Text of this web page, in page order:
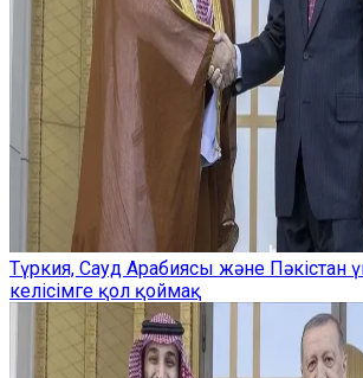
Түркия, Сауд Арабиясы және Пәкістан
келісімге қол қоймақ